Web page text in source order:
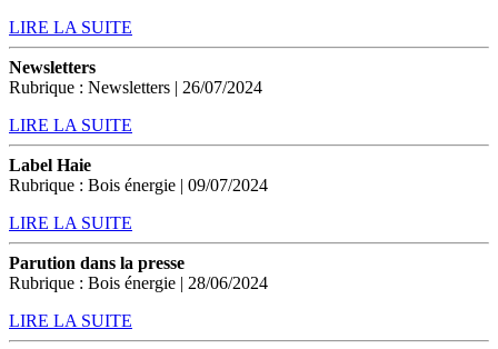
LIRE LA SUITE
Newsletters
Rubrique : Newsletters | 26/07/2024
LIRE LA SUITE
Label Haie
Rubrique : Bois énergie | 09/07/2024
LIRE LA SUITE
Parution dans la presse
Rubrique : Bois énergie | 28/06/2024
LIRE LA SUITE